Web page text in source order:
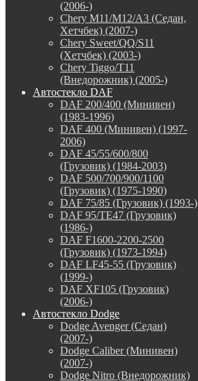
(2006-)
Chery M11/M12/A3 (Седан,
Хетчбек) (2007-)
Chery Sweet/QQ/S11
(Хетчбек) (2003-)
Chery Tiggo/T11
(Внедорожник) (2005-)
Автостекло DAF
DAF 200/400 (Минивен)
(1983-1996)
DAF 400 (Минивен) (1997-
2006)
DAF 45/55/600/800
(Грузовик) (1984-2003)
DAF 500/700/900/1100
(Грузовик) (1975-1990)
DAF 75/85 (Грузовик) (1993-)
DAF 95/TE47 (Грузовик)
(1986-)
DAF F1600-2200-2500
(Грузовик) (1973-1994)
DAF LF45-55 (Грузовик)
(1999-)
DAF XF105 (Грузовик)
(2006-)
Автостекло Dodge
Dodge Avenger (Седан)
(2007-)
Dodge Caliber (Минивен)
(2007-)
Dodge Nitro (Внедорожник)